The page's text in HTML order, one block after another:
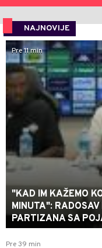
NAJNOVIJE
Pre 11 min
"KAD IM KAŽEMO
MINUTA":
PARTIZANA SA
Pre 39 min